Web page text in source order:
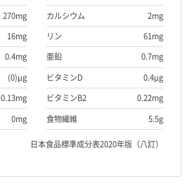
270mg カルシウム 2mg
16mg リン 61mg
0.4mg 亜鉛 0.7mg
(0)μg ビタミンD 0.4μg
0.13mg ビタミンB2 0.22mg
0mg 食物繊維 5.5g
日本食品標準成分表2020年版（八訂）